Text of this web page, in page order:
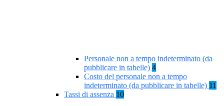
Personale non a tempo indeterminato (da
pubblicare in tabelle) 4
Costo del personale non a tempo
indeterminato (da pubblicare in tabelle) 11
Tassi di assenza 10